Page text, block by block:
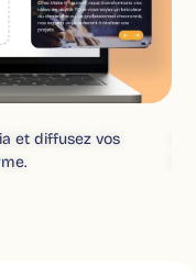
et diffusez vos